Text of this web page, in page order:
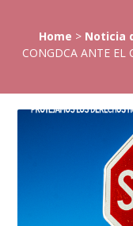
Home > Noticia
CONGDCA ANTE EL